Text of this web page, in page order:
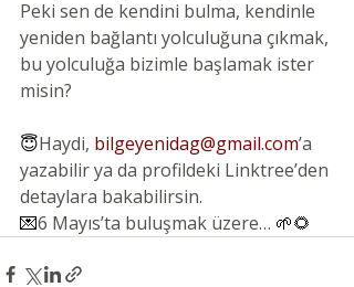
Peki sen de kendini bulma, kendinle
yeniden bağlantı yolculuğuna çıkmak,
bu yolculuğa bizimle başlamak ister
misin?
😇Haydi, bilgeyenidag@gmail.com’a
yazabilir ya da profildeki Linktree’den
detaylara bakabilirsin.
💌6 Mayıs’ta buluşmak üzere… 🌱🌻